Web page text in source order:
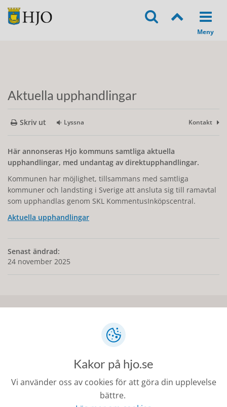
Aktuella upphandlingar
Skriv ut Lyssna Kontakt
Här annonseras Hjo kommuns samtliga aktuella
upphandlingar, med undantag av direktupphandlingar.
Kommunen har möjlighet, tillsammans med samtliga
kommuner och landsting i Sverige att ansluta sig till ramavtal
som upphandlas genom SKL KommentusInköpscentral.
Aktuella upphandlingar
Senast ändrad:
24 november 2025
Besöks- och postadress: Torggatan 2, 544 30 Hjo
Fakturaadress: Box 97, 544 22 Hjo
Kakor på hjo.se
Vi använder oss av cookies för att göra din upplevelse
bättre.